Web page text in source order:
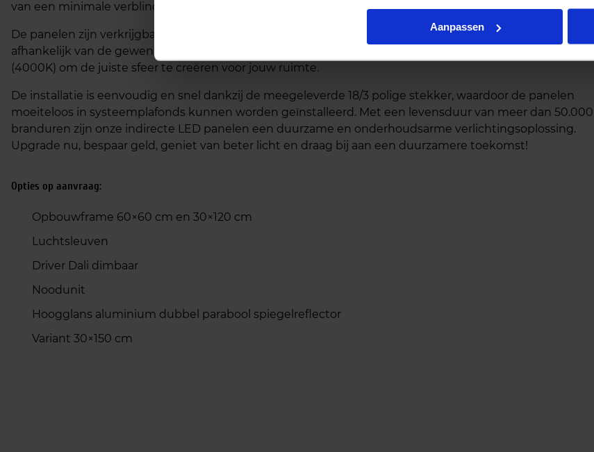
Aanpassen
van een minimale verblinding, zelfs bij langdurig gebruik.
De panelen zijn verkrijgbaar in de standaardmaat 60x60cm en bieden de keuze tussen 32W en 50W,
afhankelijk van de gewenste lichtopbrengst. Daarnaast kun je kiezen tussen warm wit (3000K) en Koelwit
(4000K) om de juiste sfeer te creëren voor jouw ruimte.
De installatie is eenvoudig en snel dankzij de meegeleverde 18/3 polige stekker, waardoor de panelen
moeiteloos in systeemplafonds kunnen worden geïnstalleerd. Met een levensduur van meer dan 50.000
branduren zijn onze indirecte LED panelen een duurzame en onderhoudsarme verlichtingsoplossing.
Upgrade nu, bespaar geld, geniet van beter licht en draag bij aan een duurzamere toekomst!
Opties op aanvraag:
Opbouwframe 60×60 cm en 30×120 cm
Luchtsleuven
Driver Dali dimbaar
Noodunit
Hoogglans aluminium dubbel parabool spiegelreflector
Variant 30×150 cm